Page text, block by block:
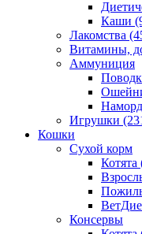
Каши
Лакомства
Витамины,
Аммуниция
Игрушки
Кошки
Сухой корм
Котята
Консервы